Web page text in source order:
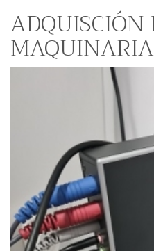
ADQUISCIÓN
MAQUINARIA